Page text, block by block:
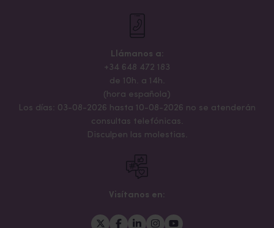
Llámanos a:
+34 648 472 183
de 10h. a 14h.
(hora española)
Los días: 03-08-2026 hasta 10-08-2026 no se atenderán
consultas telefónicas.
Disculpen las molestias.
Visítanos en: